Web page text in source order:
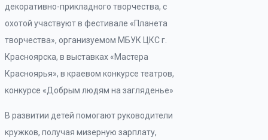
декоративно-прикладного творчества, с
охотой участвуют в фестивале «Планета
творчества», организуемом МБУК ЦКС г.
Красноярска, в выставках «Мастера
Красноярья», в краевом конкурсе театров,
конкурсе «Добрым людям на загляденье»
В развитии детей помогают руководители
кружков, получая мизерную зарплату,